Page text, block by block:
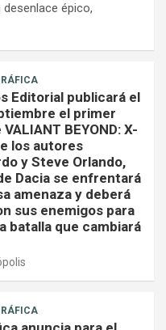
épico,
Editorial publicará el
el primer
BEYOND: X-
los autores
y Steve Orlando,
Dacia se enfrentará
amenaza y deberá
sus enemigos para
batalla que cambiará